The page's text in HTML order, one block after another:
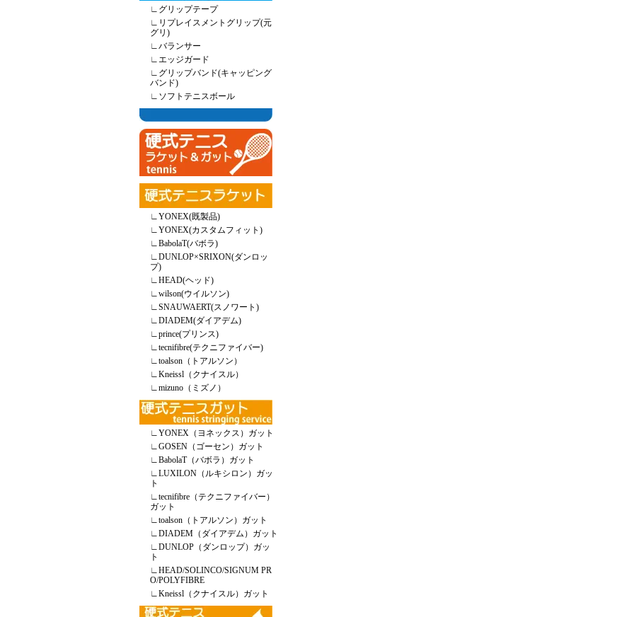
∟ グリップテープ
∟ リプレイスメントグリップ(元
グリ)
∟バランサー
∟エッジガード
∟ グリップバンド(キャッピング
バンド)
∟ ソフトテニスボール
∟YONEX(既製品)
∟YONEX(カスタムフィット)
∟BabolaT(バボラ)
∟DUNLOP×SRIXON(ダンロッ
プ)
∟HEAD(ヘッド)
∟wilson(ウイルソン)
∟SNAUWAERT(スノワート)
∟DIADEM(ダイアデム)
∟prince(プリンス)
∟tecnifibre(テクニファイバー)
∟toalson（トアルソン）
∟Kneissl（クナイスル）
∟mizuno（ミズノ）
∟YONEX（ヨネックス）ガット
∟GOSEN（ゴーセン）ガット
∟BabolaT（バボラ）ガット
∟LUXILON（ルキシロン）ガッ
ト
∟tecnifibre（テクニファイバー）
ガット
∟toalson（トアルソン）ガット
∟DIADEM（ダイアデム）ガット
∟DUNLOP（ダンロップ）ガッ
ト
∟HEAD/SOLINCO/SIGNUM PR
O/POLYFIBRE
∟Kneissl（クナイスル）ガット